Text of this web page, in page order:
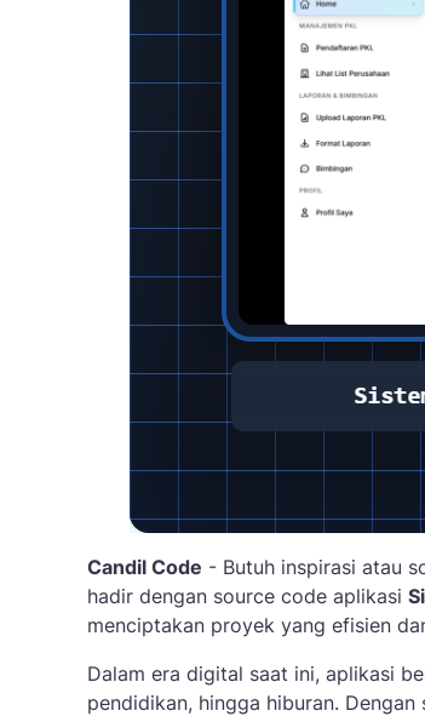
Candil Code - Butuh inspirasi atau
hadir dengan source code aplikasi
menciptakan proyek yang efisien
Dalam era digital saat ini, aplikasi
pendidikan, hingga hiburan.